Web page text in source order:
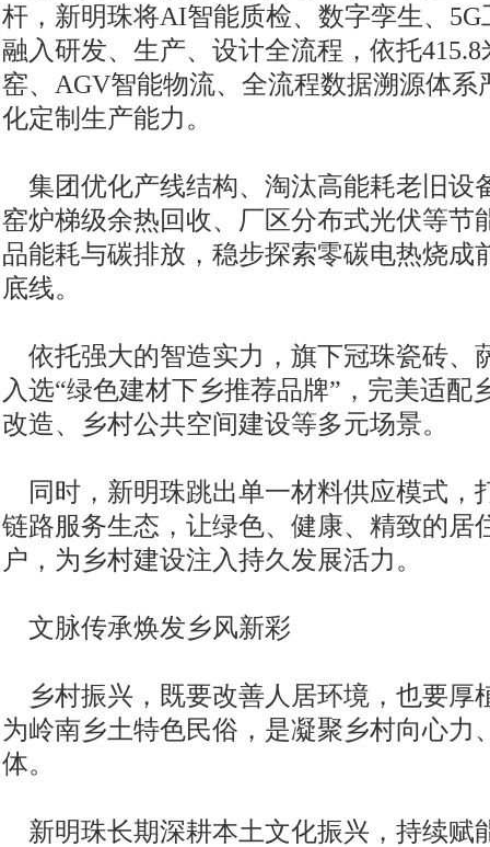
杆，新明珠将AI智能质检、数字孪生、
融入研发、生产、设计全流程，依托
窑、AGV智能物流、全流程数据溯源体系
化定制生产能力。
集团优化产线结构、淘汰高能耗老旧设
窑炉梯级余热回收、厂区分布式光伏等节
品能耗与碳排放，稳步探索零碳电热烧成
底线。
依托强大的智造实力，旗下冠珠瓷砖、
入选“绿色建材下乡推荐品牌”，完美适配
改造、乡村公共空间建设等多元场景。
同时，新明珠跳出单一材料供应模式，
链路服务生态，让绿色、健康、精致的居
户，为乡村建设注入持久发展活力。
文脉传承焕发乡风新彩
乡村振兴，既要改善人居环境，也要厚
为岭南乡土特色民俗，是凝聚乡村向心力
体。
新明珠长期深耕本土文化振兴，持续赋